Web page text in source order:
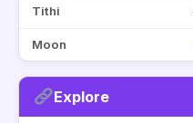
Tithi
Moon
Explore